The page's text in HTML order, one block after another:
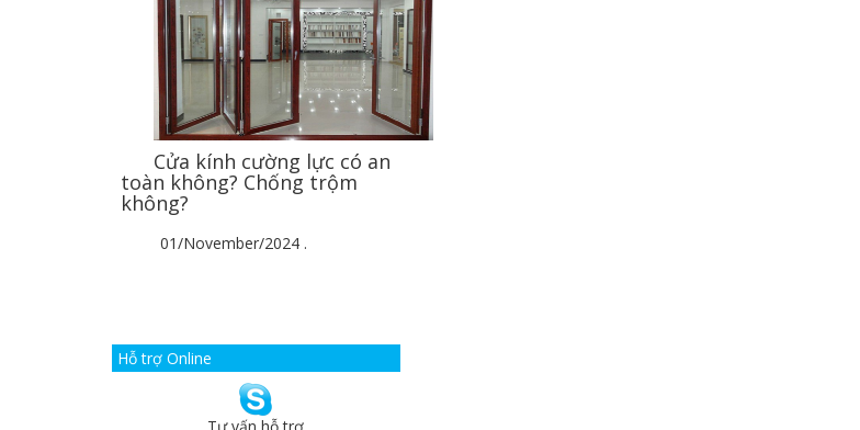
Cửa kính cường lực có an
toàn không? Chống trộm
không?
01/November/2024 .
Hỗ trợ Online